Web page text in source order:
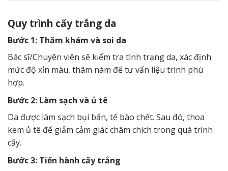
Quy trình cấy trắng da
Bước 1: Thăm khám và soi da
Bác sĩ/Chuyên viên sẽ kiểm tra tình trạng da, xác định
mức độ xỉn màu, thâm nám để tư vấn liệu trình phù
hợp.
Bước 2: Làm sạch và ủ tê
Da được làm sạch bụi bẩn, tế bào chết. Sau đó, thoa
kem ủ tê để giảm cảm giác châm chích trong quá trình
cấy.
Bước 3: Tiến hành cấy trắng